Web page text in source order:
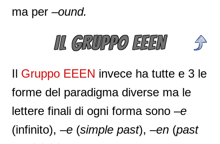
ma per –ound.
IL GRUPPO EEEN
Il Gruppo EEEN invece ha tutte e 3 le
forme del paradigma diverse ma le
lettere finali di ogni forma sono –e
(infinito), –e (simple past), –en (past